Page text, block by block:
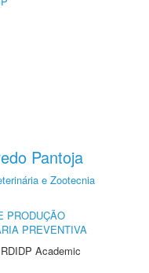
Pantoja
e Zootecnia
PRODUÇÃO
PREVENTIVA
Academic